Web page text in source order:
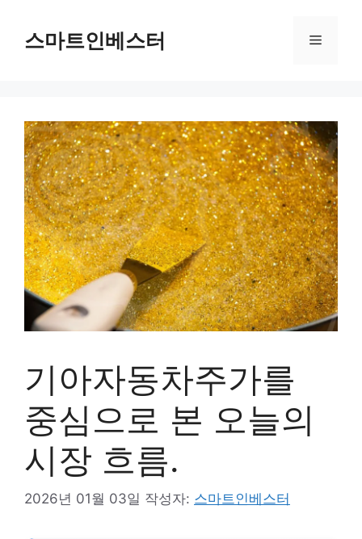
스마트인베스터 메
기아자동차주가를
중심으로 본 오늘의
시장 흐름.
2026년 01월 03일 작성자: 스마트인베스터